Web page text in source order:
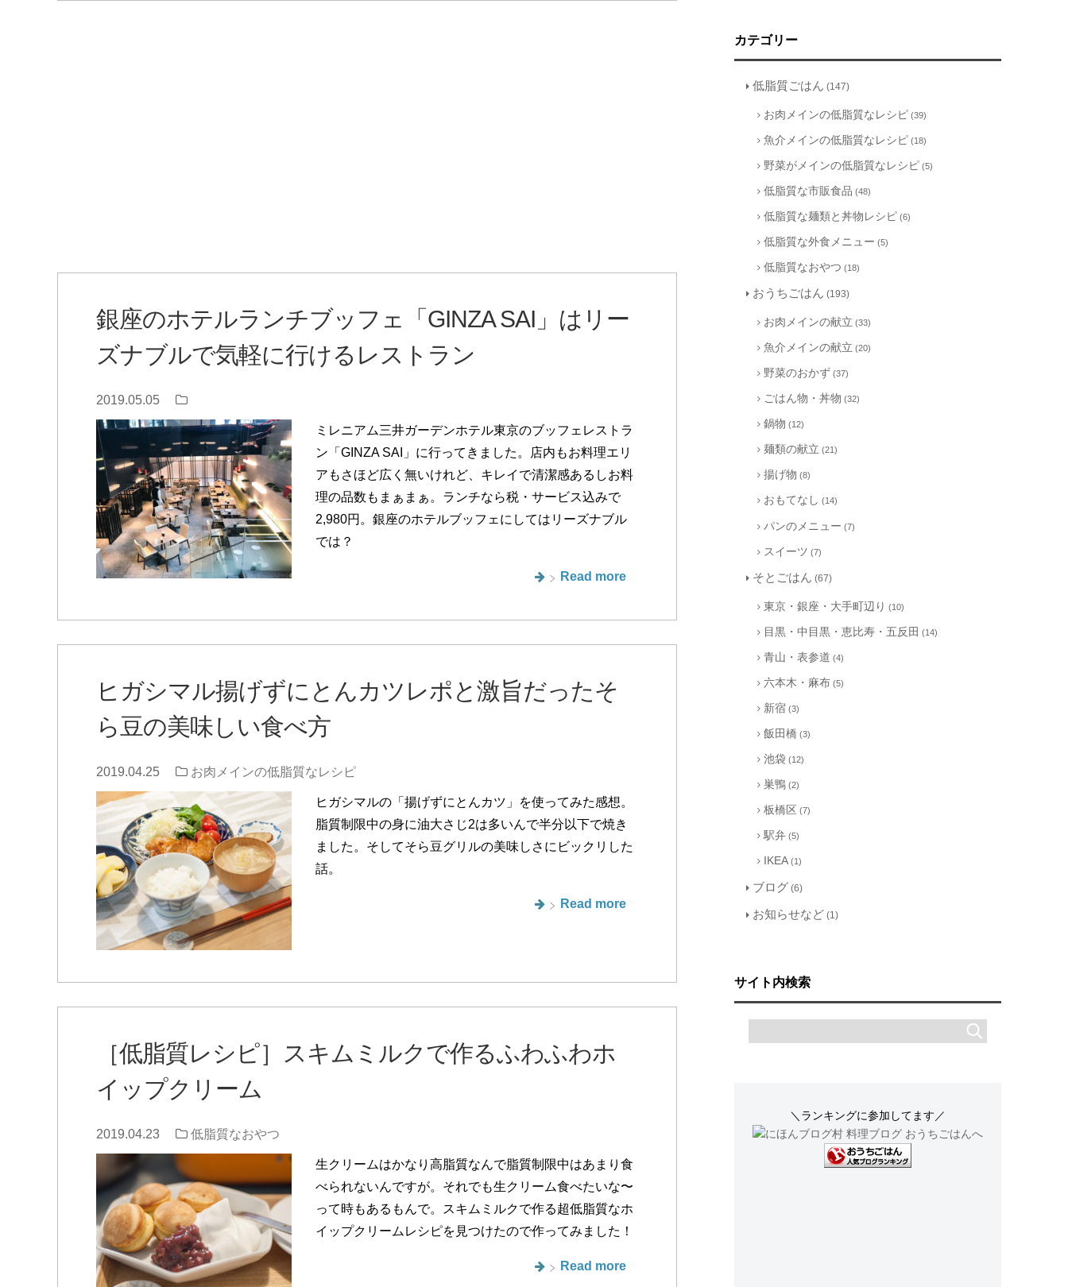
銀座のホテルランチブッフェ「GINZA SAI」はリー
ズナブルで気軽に行けるレストラン
2019.05.05
ミレニアム三井ガーデンホテル東京のブッフェレストラ
ン「GINZA SAI」に行ってきました。店内もお料理エリ
アもさほど広く無いけれど、キレイで清潔感あるしお料
理の品数もまぁまぁ。ランチなら税・サービス込みで
2,980円。銀座のホテルブッフェにしてはリーズナブル
では？
Read more
ヒガシマル揚げずにとんカツレポと激旨だったそ
ら豆の美味しい食べ方
2019.04.25 お肉メインの低脂質なレシピ
ヒガシマルの「揚げずにとんカツ」を使ってみた感想。
脂質制限中の身に油大さじ2は多いんで半分以下で焼き
ました。そしてそら豆グリルの美味しさにビックリした
話。
Read more
［低脂質レシピ］スキムミルクで作るふわふわホ
イップクリーム
2019.04.23 低脂質なおやつ
生クリームはかなり高脂質なんで脂質制限中はあまり食
べられないんですが。それでも生クリーム食べたいな〜
って時もあるもんで。スキムミルクで作る超低脂質なホ
イップクリームレシピを見つけたので作ってみました！
Read more
カテゴリー
低脂質ごはん (147)
お肉メインの低脂質なレシピ (39)
魚介メインの低脂質なレシピ (18)
野菜がメインの低脂質なレシピ (5)
低脂質な市販食品 (48)
低脂質な麺類と丼物レシピ (6)
低脂質な外食メニュー (5)
低脂質なおやつ (18)
おうちごはん (193)
お肉メインの献立 (33)
魚介メインの献立 (20)
野菜のおかず (37)
ごはん物・丼物 (32)
鍋物 (12)
麺類の献立 (21)
揚げ物 (8)
おもてなし (14)
パンのメニュー (7)
スイーツ (7)
そとごはん (67)
東京・銀座・大手町辺り (10)
目黒・中目黒・恵比寿・五反田 (14)
青山・表参道 (4)
六本木・麻布 (5)
新宿 (3)
飯田橋 (3)
池袋 (12)
巣鴨 (2)
板橋区 (7)
駅弁 (5)
IKEA (1)
ブログ (6)
お知らせなど (1)
サイト内検索
＼ランキングに参加してます／